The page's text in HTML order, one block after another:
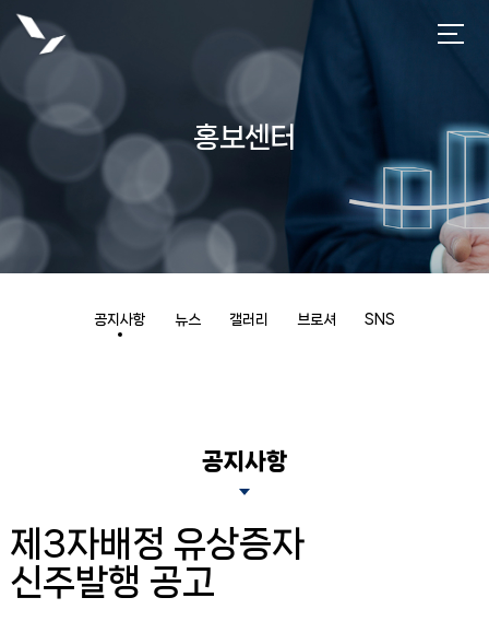
홍보센터
공지사항 뉴스 갤러리 브로셔 SNS
공지사항
제3자배정 유상증자
신주발행 공고